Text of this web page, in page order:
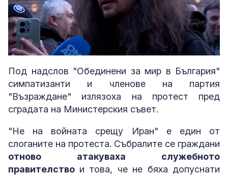
Unmute
Под надслов "Обединени за мир в България"
симпатизанти и членове на партия
"Възраждане" излязоха на протест пред
сградата на Министерския съвет.
"Не на войната срещу Иран" е един от
слоганите на протеста. Събралите се граждани
отново атакуваха служебното
правителство и това, че не бяха допуснати